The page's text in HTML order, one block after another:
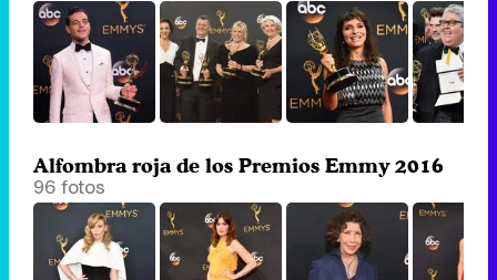
Alfombra roja de los Premios Emmy 2016
96 fotos